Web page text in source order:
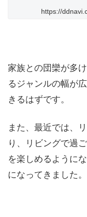
https://
家族との団欒が多
るジャンルの幅が
きるはずです。
また、最近では、
り、リビングで過
を楽しめるように
になってきました。